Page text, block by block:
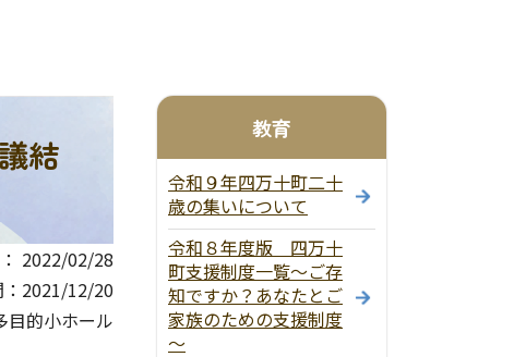
結
2022/02/28
：2021/12/20
的小ホール
教育
令和９年四万十町二十
歳の集いについて
令和８年度版 四万十
町支援制度一覧～ご存
知ですか？あなたとご
家族のための支援制度
～